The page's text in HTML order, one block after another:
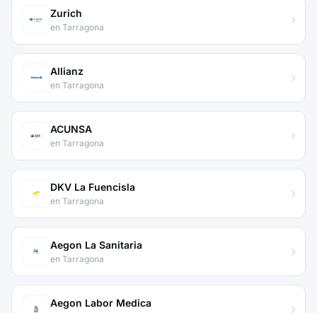
Zurich
en Tarragona
Allianz
en Tarragona
ACUNSA
en Tarragona
DKV La Fuencisla
en Tarragona
Aegon La Sanitaria
en Tarragona
Aegon Labor Medica